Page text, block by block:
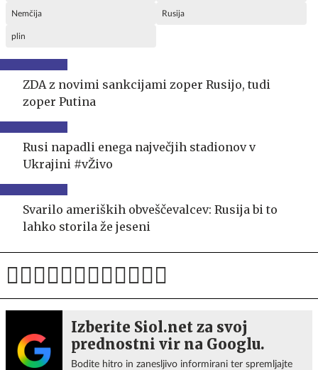
Nemčija Rusija
plin
ZDA z novimi sankcijami zoper Rusijo, tudi
zoper Putina
Rusi napadli enega največjih stadionov v
Ukrajini #vŽivo
Svarilo ameriških obveščevalcev: Rusija bi to
lahko storila že jeseni
Izberite Siol.net za svoj
prednostni vir na Googlu.
Bodite hitro in zanesljivo informirani ter spremljajte